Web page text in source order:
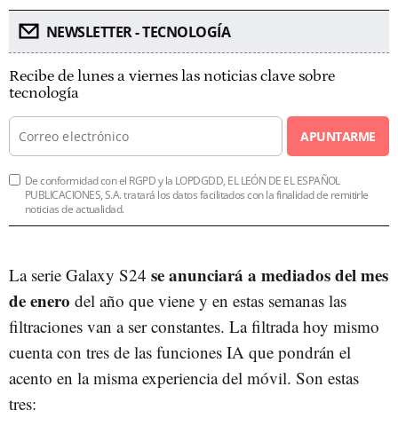
NEWSLETTER - TECNOLOGÍA
Recibe de lunes a viernes las noticias clave sobre
tecnología
APUNTARME
De conformidad con el RGPD y la LOPDGDD, EL LEÓN DE EL ESPAÑOL
PUBLICACIONES, S.A. tratará los datos facilitados con la finalidad de remitirle
noticias de actualidad.
La serie Galaxy S24 se anunciará a mediados del mes
de enero del año que viene y en estas semanas las
filtraciones van a ser constantes. La filtrada hoy mismo
cuenta con tres de las funciones IA que pondrán el
acento en la misma experiencia del móvil. Son estas
tres: